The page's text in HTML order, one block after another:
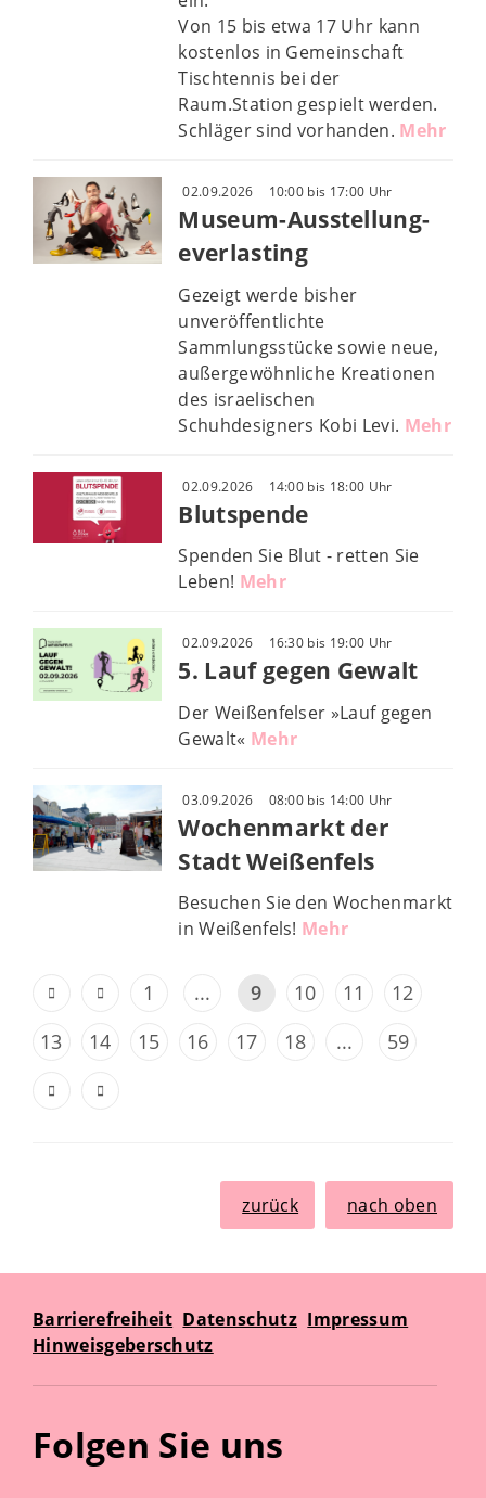
Von 15 bis etwa 17 Uhr kann
kostenlos in Gemeinschaft
Tischtennis bei der
Raum.Station gespielt werden.
Schläger sind vorhanden. Mehr
02.09.2026 10:00 bis 17:00 Uhr
Museum-Ausstellung-
everlasting
Gezeigt werde bisher
unveröffentlichte
Sammlungsstücke sowie neue,
außergewöhnliche Kreationen
des israelischen
Schuhdesigners Kobi Levi. Mehr
02.09.2026 14:00 bis 18:00 Uhr
Blutspende
Spenden Sie Blut - retten Sie
Leben! Mehr
02.09.2026 16:30 bis 19:00 Uhr
5. Lauf gegen Gewalt
Der Weißenfelser »Lauf gegen
Gewalt« Mehr
03.09.2026 08:00 bis 14:00 Uhr
Wochenmarkt der
Stadt Weißenfels
Besuchen Sie den Wochenmarkt
in Weißenfels! Mehr
1 ... 9 10 11
12
13
14 15 16 17 18 ... 59
zurück nach oben
Barrierefreiheit Datenschutz Impressum
Hinweisgeberschutz
Folgen Sie uns